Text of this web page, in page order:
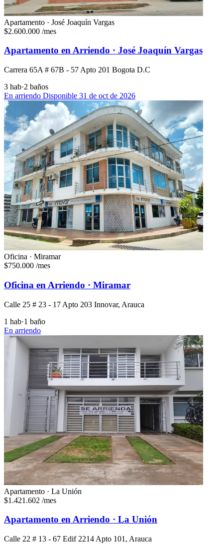
Apartamento · José Joaquín Vargas
$2.600.000 /mes
Apartamento en Arriendo · José Joaquín Vargas
Carrera 65A # 67B - 57 Apto 201 Bogota D.C
3 hab·2 baños
En arriendo Disponible 31 de oct de 2026
Oficina · Miramar
$750.000 /mes
Oficina en Arriendo · Miramar
Calle 25 # 23 - 17 Apto 203 Innovar, Arauca
1 hab·1 baño
En arriendo
Apartamento · La Unión
$1.421.602 /mes
Apartamento en Arriendo · La Unión
Calle 22 # 13 - 67 Edif 2214 Apto 101, Arauca